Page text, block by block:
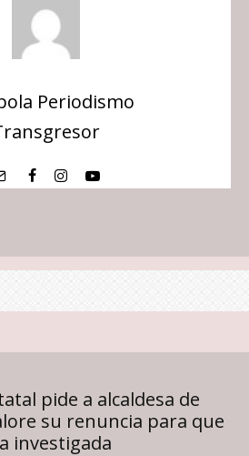
Periodismo
pide a alcaldesa de
su renuncia para que
investigada